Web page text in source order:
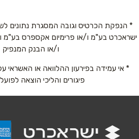
טלפון*
הודעה *
* הנפקת הכרטיס וגובה המסגרת נתונים
ישראכרט בע"מ ו/או פרימיום אקספרס בע"מ
ו/או הבנק המנפיק
* אי עמידה בפירעון ההלוואה או האשראי
פיגורים והליכי הוצאה